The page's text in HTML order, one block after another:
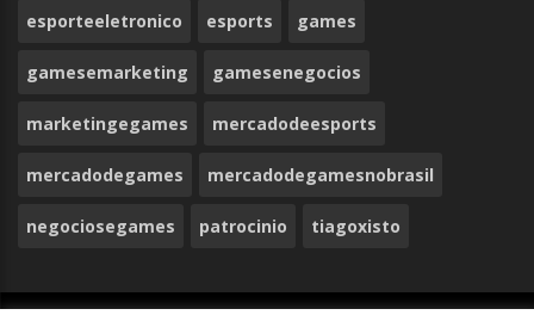
esporteeletronico esports games
gamesemarketing gamesenegocios
marketingegames mercadodeesports
mercadodegames mercadodegamesnobrasil
negociosegames patrocinio tiagoxisto